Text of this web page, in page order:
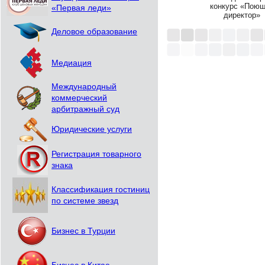
«Первая леди»
Деловое образование
Медиация
Международный
коммерческий
арбитражный суд
Юридические услуги
Регистрация товарного
знака
Классификация гостиниц
по системе звезд
Бизнес в Турции
конкурс
директор»